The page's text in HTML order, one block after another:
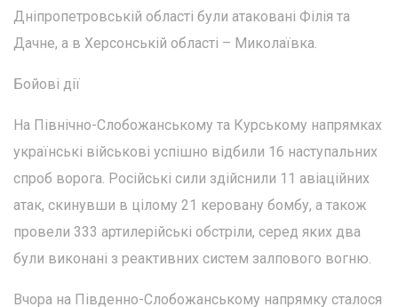
Дніпропетровській області були атаковані Філія та
Дачне, а в Херсонській області – Миколаївка.
Бойові дії
На Північно-Слобожанському та Курському напрямках
українські військові успішно відбили 16 наступальних
спроб ворога. Російські сили здійснили 11 авіаційних
атак, скинувши в цілому 21 керовану бомбу, а також
провели 333 артилерійські обстріли, серед яких два
були виконані з реактивних систем залпового вогню.
Вчора на Південно-Слобожанському напрямку сталося